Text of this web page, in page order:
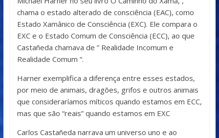
chama o estado alterado de consciência (EAC), como
Estado Xamânico de Consciência (EXC). Ele compara o
EXC e o Estado Comum de Consciência (ECC), ao que
Castañeda chamava de ” Realidade Incomum e
Realidade Comum “.
Harner exemplifica a diferença entre esses estados,
por meio de animais, dragões, grifos e outros animais
que consideraríamos míticos quando estamos em ECC,
mas que são “reais” quando estamos em EXC
Carlos Castañeda narrava um universo uno e ao